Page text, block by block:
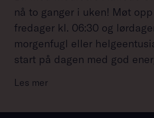
nå to ganger i uken! Møt
fredager kl. 06:30 og
morgenfugl eller
start på dagen med god
Les mer